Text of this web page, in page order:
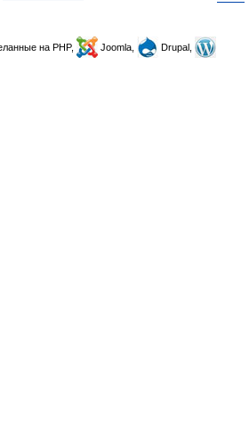
на PHP, Joomla,
Drupal,